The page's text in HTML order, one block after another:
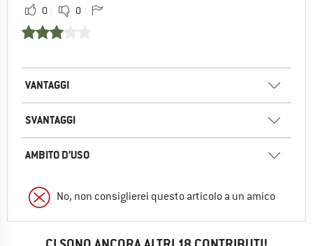
0 0
VANTAGGI
SVANTAGGI
AMBITO D’USO
No, non consiglierei questo articolo a un amico